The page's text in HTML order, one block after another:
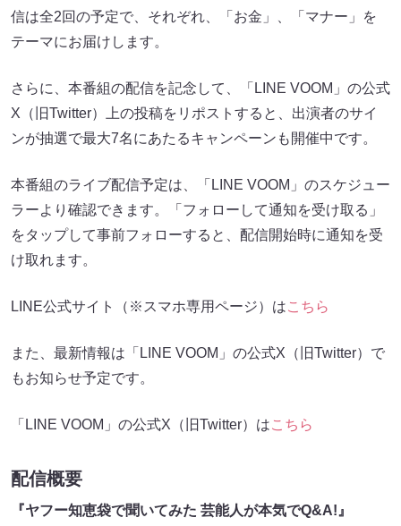
信は全2回の予定で、それぞれ、「お金」、「マナー」を
テーマにお届けします。
さらに、本番組の配信を記念して、「LINE VOOM」の公式
X（旧Twitter）上の投稿をリポストすると、出演者のサイ
ンが抽選で最大7名にあたるキャンペーンも開催中です。
本番組のライブ配信予定は、「LINE VOOM」のスケジュー
ラーより確認できます。「フォローして通知を受け取る」
をタップして事前フォローすると、配信開始時に通知を受
け取れます。
LINE公式サイト（※スマホ専用ページ）はこちら
また、最新情報は「LINE VOOM」の公式X（旧Twitter）で
もお知らせ予定です。
「LINE VOOM」の公式X（旧Twitter）はこちら
配信概要
『ヤフー知恵袋で聞いてみた 芸能人が本気でQ&A!』